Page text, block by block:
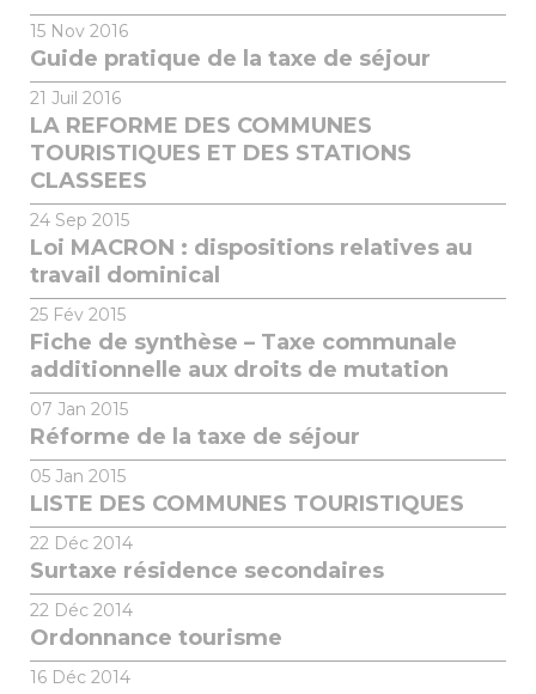
15 Nov 2016
Guide pratique de la taxe de séjour
21 Juil 2016
LA REFORME DES COMMUNES
TOURISTIQUES ET DES STATIONS
CLASSEES
24 Sep 2015
Loi MACRON : dispositions relatives au
travail dominical
25 Fév 2015
Fiche de synthèse – Taxe communale
additionnelle aux droits de mutation
07 Jan 2015
Réforme de la taxe de séjour
05 Jan 2015
LISTE DES COMMUNES TOURISTIQUES
22 Déc 2014
Surtaxe résidence secondaires
22 Déc 2014
Ordonnance tourisme
16 Déc 2014